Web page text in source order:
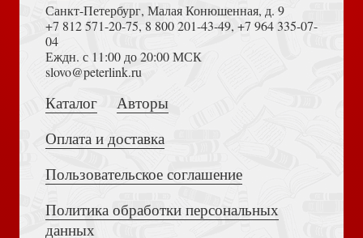
Возвращенный из плена
Тонкое место
Достоевский Ф.М. Сила и правда России (2024)
Толкование на Апокалипсис (Тихоний Африканский)
Санкт-Петербург, Малая Конюшенная, д. 9
+7 812 571-20-75, 8 800 201-43-49, +7 964 335-07-
04
Еждн. с 11:00 до 20:00 МСК
slovo@peterlink.ru
Каталог
Авторы
Оплата и доставка
Пользовательское соглашение
Политика обработки персональных
данных